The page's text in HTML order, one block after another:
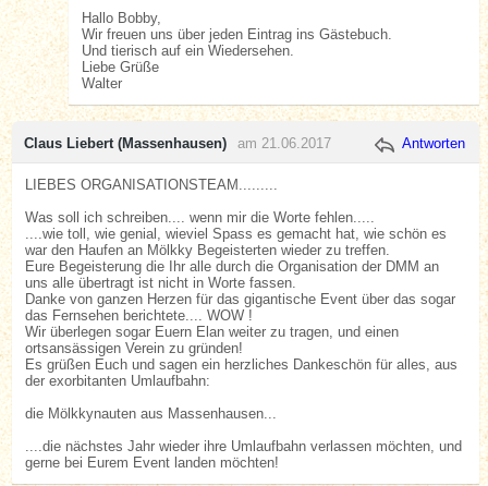
Hallo Bobby,
Wir freuen uns über jeden Eintrag ins Gästebuch.
Und tierisch auf ein Wiedersehen.
Liebe Grüße
Walter
Claus Liebert (Massenhausen) am 21.06.2017 Antworten
LIEBES ORGANISATIONSTEAM.........
Was soll ich schreiben.... wenn mir die Worte fehlen.....
....wie toll, wie genial, wieviel Spass es gemacht hat, wie schön es
war den Haufen an Mölkky Begeisterten wieder zu treffen.
Eure Begeisterung die Ihr alle durch die Organisation der DMM an
uns alle übertragt ist nicht in Worte fassen.
Danke von ganzen Herzen für das gigantische Event über das sogar
das Fernsehen berichtete.... WOW !
Wir überlegen sogar Euern Elan weiter zu tragen, und einen
ortsansässigen Verein zu gründen!
Es grüßen Euch und sagen ein herzliches Dankeschön für alles, aus
der exorbitanten Umlaufbahn:
die Mölkkynauten aus Massenhausen...
....die nächstes Jahr wieder ihre Umlaufbahn verlassen möchten, und
gerne bei Eurem Event landen möchten!